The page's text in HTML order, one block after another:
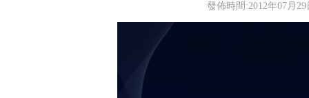
發佈時間:2012年07月